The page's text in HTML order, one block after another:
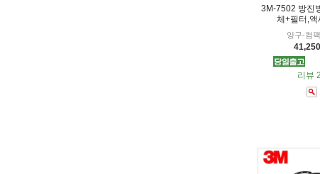
3M-7502 방진
체+필터,액
양구-컴
리뷰